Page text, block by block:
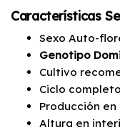
Características
Sexo Auto-
Genotipo
Cultivo
Ciclo
Producción
Altura en